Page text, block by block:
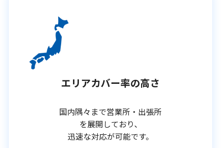
エリアカバー率の高さ
国内隅々まで営業所・出張所
を展開しており、
迅速な対応が可能です。